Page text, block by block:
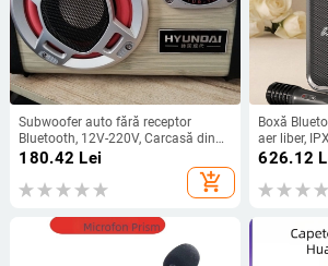
Subwoofer auto fără receptor
Bluetooth, 12V-220V, Carcasă din
aliaj de aluminiu, IPX4, 40Hz-
încorporată 1200-2000mAh, SY-31
180.42 Lei
add_shopping_cart
Boxă
aer liber,
baterie
626.12